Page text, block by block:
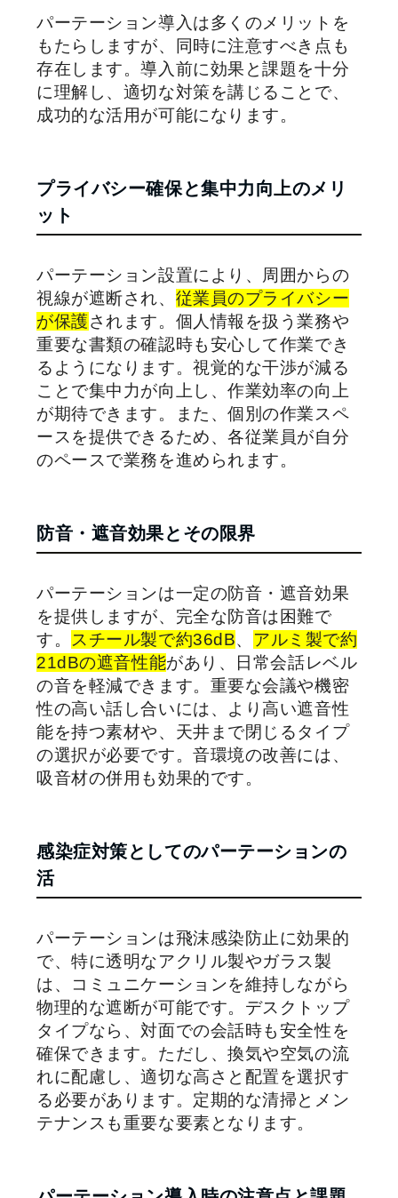
パーテーション導入は多くのメリットを
もたらしますが、同時に注意すべき点も
存在します。導入前に効果と課題を十分
に理解し、適切な対策を講じることで、
成功的な活用が可能になります。
プライバシー確保と集中力向上のメリ
ット
パーテーション設置により、周囲からの
視線が遮断され、 従業員のプライバシー
が保護されます。個人情報を扱う業務や
重要な書類の確認時も安心して作業でき
るようになります。視覚的な干渉が減る
ことで集中力が向上し、作業効率の向上
が期待できます。また、個別の作業スペ
ースを提供できるため、各従業員が自分
のペースで業務を進められます。
防音・遮音効果とその限界
パーテーションは一定の防音・遮音効果
を提供しますが、完全な防音は困難で
す。
スチール製で約36dB、 アルミ製で約
21dBの遮音性能があり、日常会話レベル
の音を軽減できます。重要な会議や機密
性の高い話し合いには、より高い遮音性
能を持つ素材や、天井まで閉じるタイプ
の選択が必要です。音環境の改善には、
吸音材の併用も効果的です。
感染症対策としてのパーテーションの
活
パーテーションは飛沫感染防止に効果的
で、特に透明なアクリル製やガラス製
は、コミュニケーションを維持しながら
物理的な遮断が可能です。デスクトップ
タイプなら、対面での会話時も安全性を
確保できます。ただし、換気や空気の流
れに配慮し、適切な高さと配置を選択す
る必要があります。定期的な清掃とメン
テナンスも重要な要素となります。